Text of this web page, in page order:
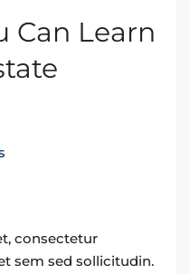
Can Learn
consectetur
sem sed sollicitudin.